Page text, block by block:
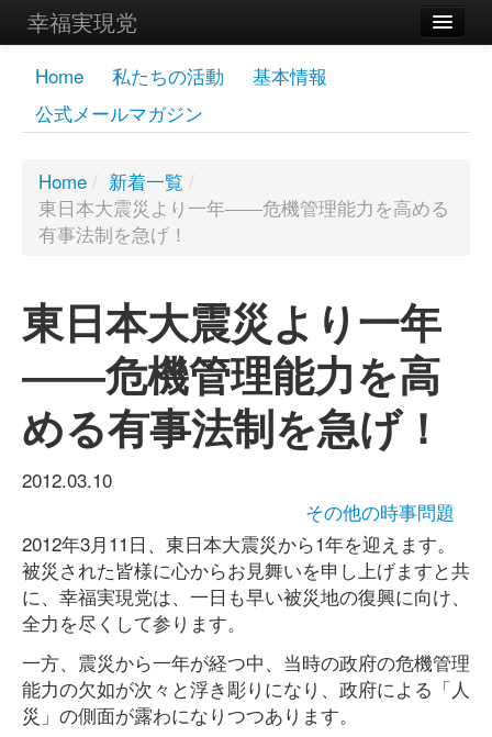
幸福実現党
メンバーズページ
党員
お問い合わせ
Home 私たちの活動
基本情報
公式メールマガジン
Home / 新着一覧 /
東日本大震災より一年――危機管理能力を高める
有事法制を急げ！
東日本大震災より一年
――危機管理能力を高
める有事法制を急げ！
2012.03.10
その他の時事問題
2012年3月11日、東日本大震災から1年を迎えます。
被災された皆様に心からお見舞いを申し上げますと共
に、幸福実現党は、一日も早い被災地の復興に向け、
全力を尽くして参ります。
一方、震災から一年が経つ中、当時の政府の危機管理
能力の欠如が次々と浮き彫りになり、政府による「人
災」の側面が露わになりつつあります。